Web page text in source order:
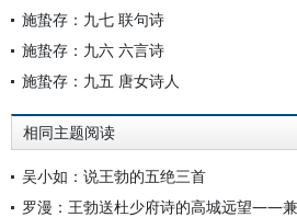
施蛰存：九七 联句诗
施蛰存：九六 六言诗
施蛰存：九五 唐女诗人
相同主题阅读
吴小如：说王勃的五绝三首